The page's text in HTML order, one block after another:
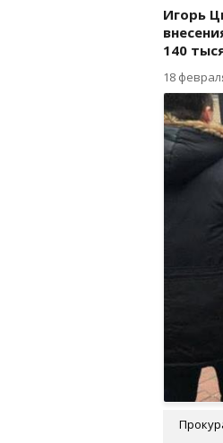
Игорь
140
18